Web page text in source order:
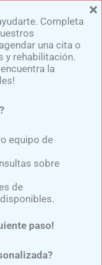
: Superando
Completa
una cita o
y rehabilitación.
la
equipo de
sobre
de
paso!
×